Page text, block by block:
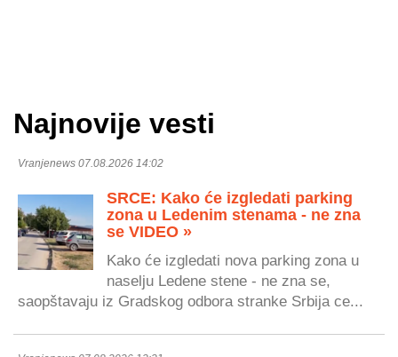
Najnovije vesti
Vranjenews 07.08.2026 14:02
SRCE: Kako će izgledati parking
zona u Ledenim stenama - ne zna
se VIDEO »
Kako će izgledati nova parking zona u
naselju Ledene stene - ne zna se,
saopštavaju iz Gradskog odbora stranke Srbija ce...